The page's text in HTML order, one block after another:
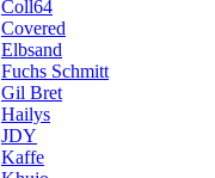
Coll64
Covered
Elbsand
Fuchs Schmitt
Gil Bret
Hailys
JDY
Kaffe